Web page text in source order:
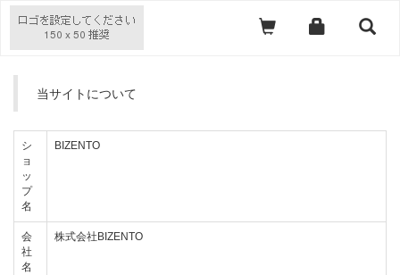
当サイトについて
シ
ョ
ッ
プ
名
BIZENTO
会
社
名
株式会社BIZENTO